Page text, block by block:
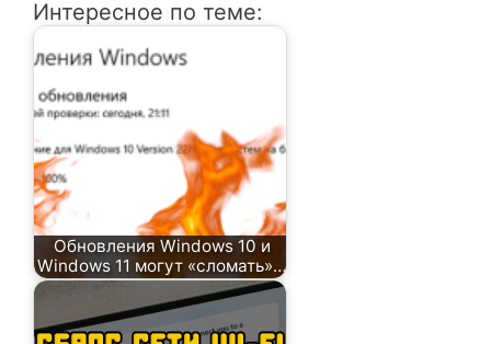
Интересное по теме:
Обновления Windows 10 и
Windows 11 могут «сломать»…